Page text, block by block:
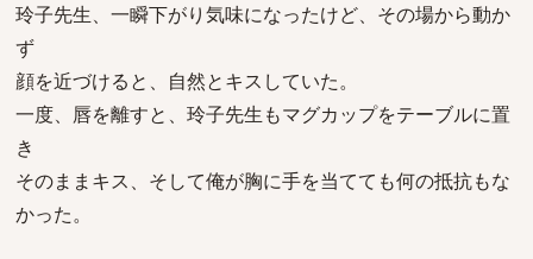
玲子先生、一瞬下がり気味になったけど、その場から動か
ず
顔を近づけると、自然とキスしていた。
一度、唇を離すと、玲子先生もマグカップをテーブルに置
き
そのままキス、そして俺が胸に手を当てても何の抵抗もな
かった。